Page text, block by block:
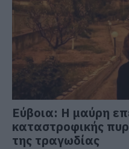
Εύβοια: Η μαύρη
καταστροφικής
της τραγωδίας